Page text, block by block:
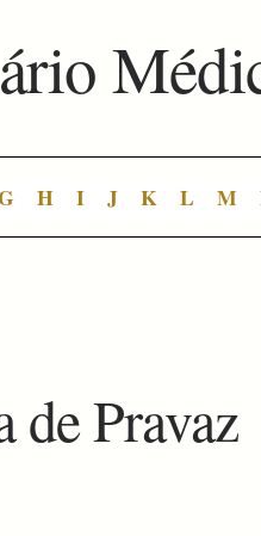
H I J K L M
de Pravaz